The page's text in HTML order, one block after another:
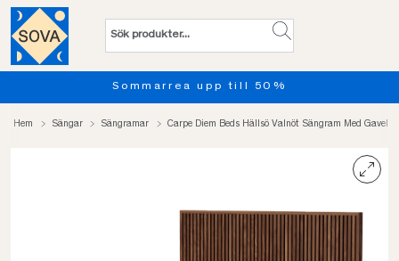
Provsov upp till 100 nätter.
Hem Sängar Sängramar Carpe Diem Beds Hällsö Valnöt Sängram Med Gavel